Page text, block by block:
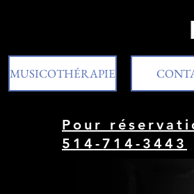
MUSICOTHÉRAPIE
Pour
514-714-3443